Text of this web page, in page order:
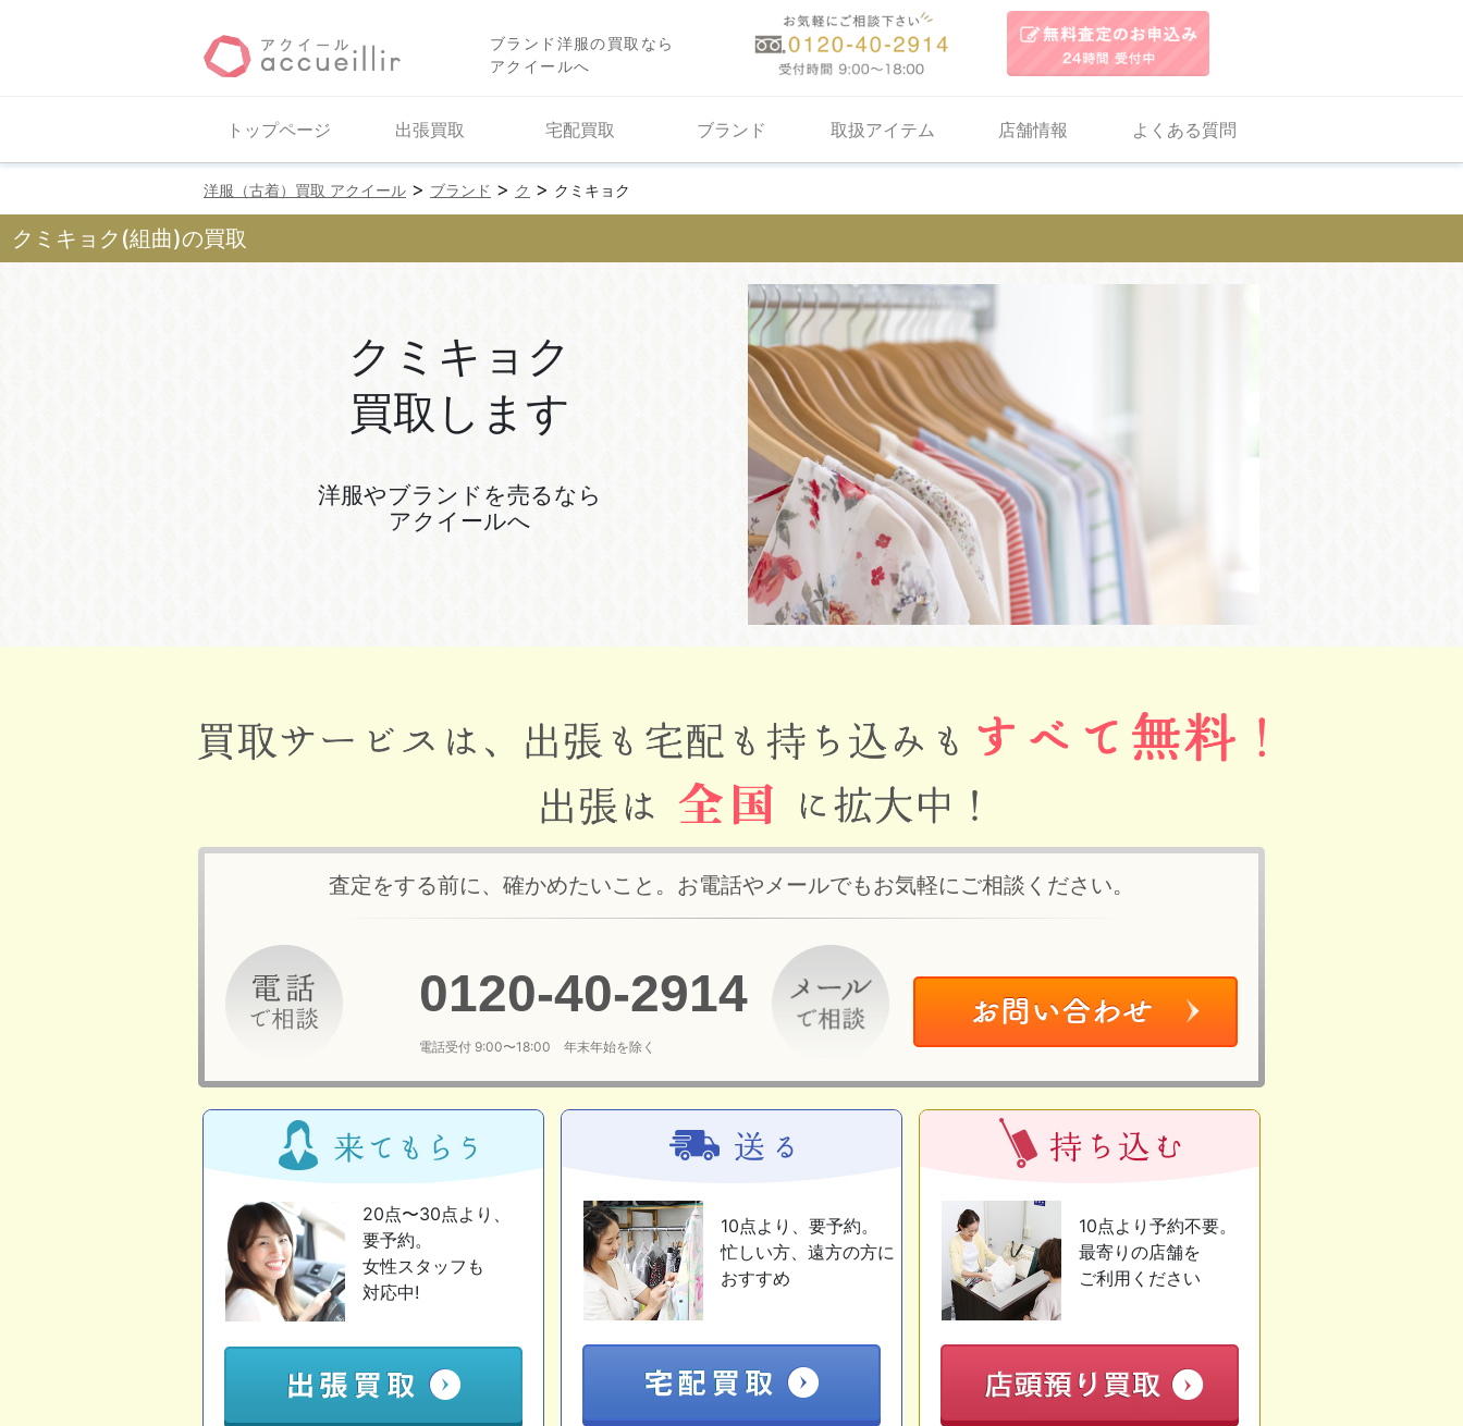
ブランド洋服の買取なら
アクイールへ
トップページ 出張買取 宅配買取 ブランド 取扱アイテム 店舗情報 よくある質問
洋服（古着）買取 アクイール > ブランド > ク > クミキョク
クミキョク(組曲)の買取
クミキョク
買取します
洋服やブランドを売るなら
アクイールへ
査定をする前に、確かめたいこと。お電話やメールでもお気軽にご相談ください。
0120-40-2914
電話受付 9:00〜18:00 年末年始を除く
20点〜30点より、
要予約。
女性スタッフも
対応中!
10点より、要予約。
忙しい方、遠方の方に
おすすめ
10点より予約不要。
最寄りの店舗を
ご利用ください